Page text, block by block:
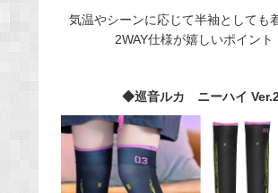
気温やシーンに応じて半袖としても
2WAY仕様が嬉しいポイント
◆巡音ルカ ニーハイ